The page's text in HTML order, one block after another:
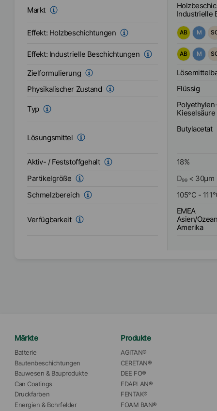
Markt
Effekt: Holzbeschichtungen
Effekt: Industrielle Beschichtungen
Zielformulierung
Physikalischer Zustand
Typ
Lösungsmittel
Aktiv- / Feststoffgehalt
Partikelgröße
Schmelzbereich
Verfügbarkeit
Industrielle
AB M
AB M
Flüssig
Kieselsäure
Butylacetat
18%
D₉₉ < 30µm
105°C - 111
EMEA
Asien/
Amerika
Märkte
Batterie
Bautenbeschichtungen
Bauwesen & Bauprodukte
Can Coatings
Druckfarben
Energien & Bohrfelder
Produkte
AGITAN®
CERETAN®
DEE FO®
EDAPLAN®
FENTAK®
FOAM BAN®